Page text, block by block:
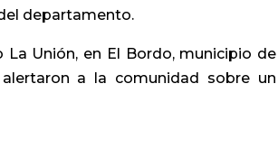
departamento.
Unión, en El Bordo, municipio de
a la comunidad sobre un